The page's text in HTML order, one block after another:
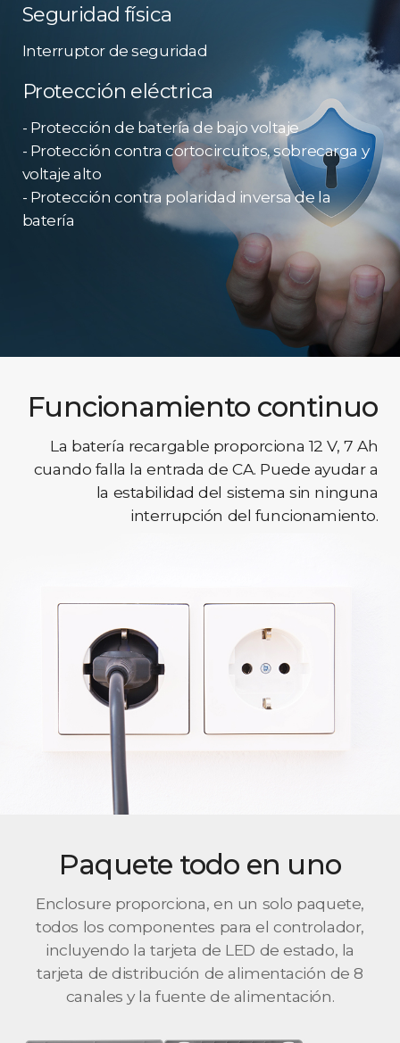
Seguridad física
Interruptor de seguridad
Protección eléctrica
- Protección de batería de bajo voltaje
- Protección contra cortocircuitos, sobrecarga y
voltaje alto
- Protección contra polaridad inversa de la
batería
Funcionamiento continuo
La batería recargable proporciona 12 V, 7 Ah
cuando falla la entrada de CA. Puede ayudar a
la estabilidad del sistema sin ninguna
interrupción del funcionamiento.
Paquete todo en uno
Enclosure proporciona, en un solo paquete,
todos los componentes para el controlador,
incluyendo la tarjeta de LED de estado, la
tarjeta de distribución de alimentación de 8
canales y la fuente de alimentación.